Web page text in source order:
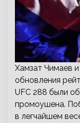
Хамзат Чимаев
обновления
UFC 288 были
промоушена.
в легчайшем